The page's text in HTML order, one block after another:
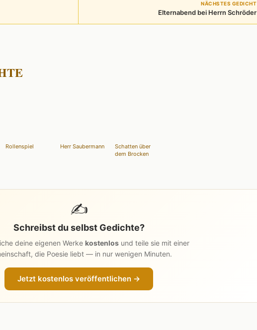
NÄCHSTES GEDICHT
Elternabend bei Herrn Schröder
Rollenspiel Herr Saubermann
Schatten über
dem Brocken
✍️
Schreibst du selbst Gedichte?
deine eigenen Werke kostenlos und teile sie mit einer
die Poesie liebt — in nur wenigen Minuten.
Jetzt kostenlos veröffentlichen →